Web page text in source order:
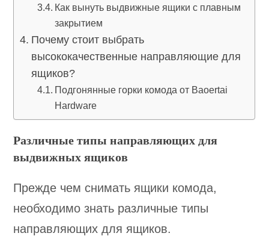
Как вынуть выдвижные ящики с плавным
закрытием
Почему стоит выбрать
высококачественные направляющие для
ящиков?
Подгонянные горки комода от Baoertai
Hardware
Различные типы направляющих для
выдвижных ящиков
Прежде чем снимать ящики комода,
необходимо знать различные типы
направляющих для ящиков.